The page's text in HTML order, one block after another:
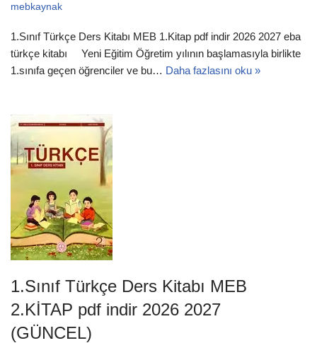
mebkaynak
1.Sınıf Türkçe Ders Kitabı MEB 1.Kitap pdf indir 2026 2027 eba
türkçe kitabı Yeni Eğitim Öğretim yılının başlamasıyla birlikte
1.sınıfa geçen öğrenciler ve bu… Daha fazlasını oku »
1.Sınıf Türkçe Ders Kitabı MEB
2.KİTAP pdf indir 2026 2027
(GÜNCEL)